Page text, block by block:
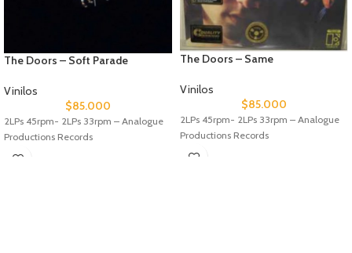
The Doors – Soft Parade
Vinilos
$85.000
2LPs 45rpm- 2LPs 33rpm – Analogue
Productions Records
The Doors – Same
Vinilos
$85.000
2LPs 45rpm- 2LPs 33rpm – Analogue
Productions Records